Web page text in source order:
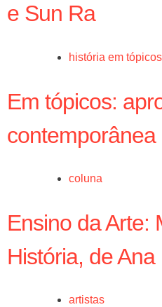
e Sun Ra
história em tópicos
Em tópicos:
contemporânea
coluna
Ensino da Arte:
História, de
artistas